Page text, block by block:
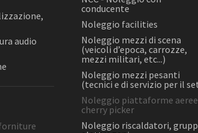
in TOur!
Cookie policy Whistleblowing
e
di servizio per il set)
Noleggio piattaforme aeree,
cherry picker
Noleggio riscaldatori, gruppi
elettrogeni
audio
conducente
Noleggio facilities
Noleggio mezzi di scena
(veicoli d’epoca, carrozze,
mezzi militari, etc...)
Noleggio mezzi pesanti
(tecnici e di servizio per il
Noleggio piattaforme
cherry picker
Noleggio riscaldatori,